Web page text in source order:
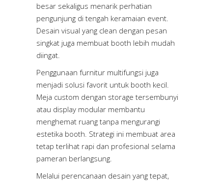
besar sekaligus menarik perhatian
pengunjung di tengah keramaian event.
Desain visual yang clean dengan pesan
singkat juga membuat booth lebih mudah
diingat.
Penggunaan furnitur multifungsi juga
menjadi solusi favorit untuk booth kecil.
Meja custom dengan storage tersembunyi
atau display modular membantu
menghemat ruang tanpa mengurangi
estetika booth. Strategi ini membuat area
tetap terlihat rapi dan profesional selama
pameran berlangsung.
Melalui perencanaan desain yang tepat,